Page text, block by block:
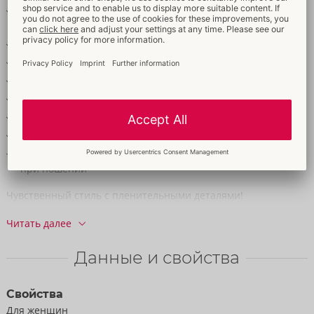
Элемент украшения между чашечками с заниженной
талией
Воротник можно снять с хэбэ
Стринги приглашающе открыты в промежности
Стимулирующая цепочка в промежности съемная
Регулируемые бретели и подтяжки
Мягкие и эластичные, обеспечивающие высокий комфорт
при ношении
Чувственный стиль с пленительными деталями!
лифом, подтяжками без промежности и 2 длинными
манжетами на лодыжках. Стильный темно-красный мокрый
образ с аксессуарами серебряного цвета. Эластичные и
цепочкой-сердечком между чашками с заниженной талией.
Читать далее
Данные и свойства
Свойства
Для женщин